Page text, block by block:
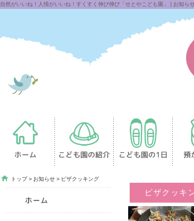
自然がいいね！人情がいいね！すくすく伸び伸び「せとやこども園」 | お知ら
トップ> お知らせ > ピザクッキング
ピザクッキ